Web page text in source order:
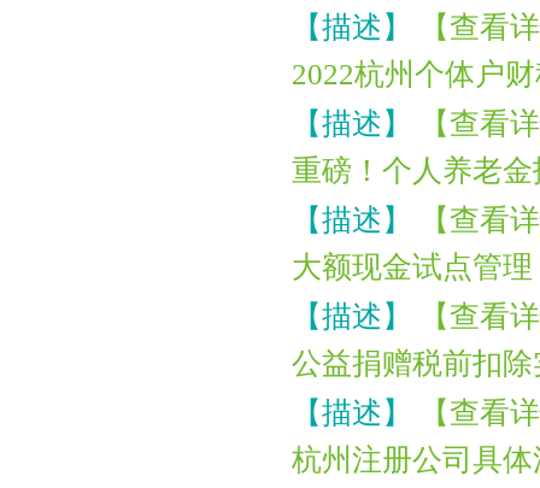
【描述】
【查看
2022杭州个体户
【描述】
【查看
重磅！个人养老
【描述】
【查看
大额现金试点管
【描述】
【查看
公益捐赠税前扣
【描述】
【查看
杭州注册公司具体